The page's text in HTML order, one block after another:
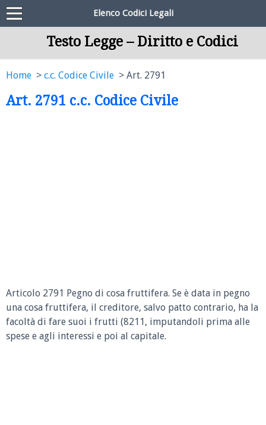
Elenco Codici Legali
Testo Legge – Diritto e Codici
Home c.c. Codice Civile Art. 2791
Art. 2791 c.c. Codice Civile
Articolo 2791 Pegno di cosa fruttifera. Se è data in pegno
una cosa fruttifera, il creditore, salvo patto contrario, ha la
facoltà di fare suoi i frutti (8211, imputandoli prima alle
spese e agli interessi e poi al capitale.